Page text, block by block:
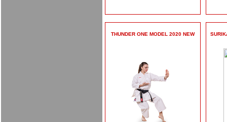
THUNDER ONE MODEL 2020 NEW